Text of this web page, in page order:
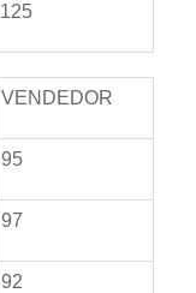
125
VENDEDOR
95
97
92